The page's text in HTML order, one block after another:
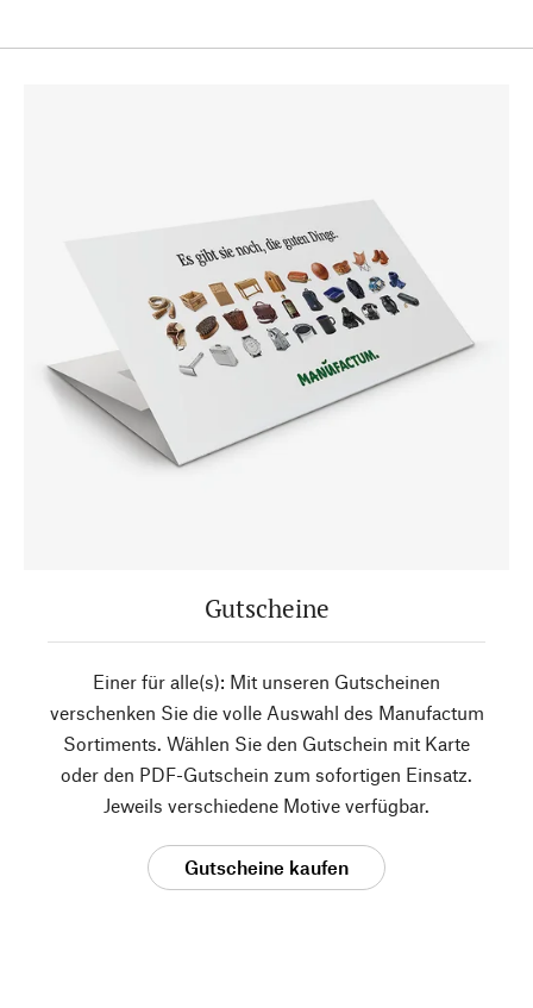
Gutscheine
Einer für alle(s): Mit unseren Gutscheinen
verschenken Sie die volle Auswahl des Manufactum
Sortiments. Wählen Sie den Gutschein mit Karte
oder den PDF-Gutschein zum sofortigen Einsatz.
Jeweils verschiedene Motive verfügbar.
Gutscheine kaufen